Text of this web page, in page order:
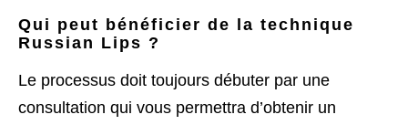
Qui peut bénéficier de la technique
Russian Lips ?
Le processus doit toujours débuter par une
consultation qui vous permettra d’obtenir un